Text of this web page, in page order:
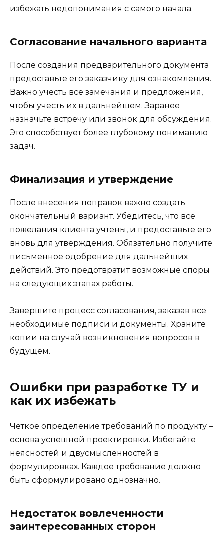
избежать недопонимания с самого начала.
Согласование начального варианта
После создания предварительного документа
предоставьте его заказчику для ознакомления.
Важно учесть все замечания и предложения,
чтобы учесть их в дальнейшем. Заранее
назначьте встречу или звонок для обсуждения.
Это способствует более глубокому пониманию
задач.
Финализация и утверждение
После внесения поправок важно создать
окончательный вариант. Убедитесь, что все
пожелания клиента учтены, и предоставьте его
вновь для утверждения. Обязательно получите
письменное одобрение для дальнейших
действий. Это предотвратит возможные споры
на следующих этапах работы.
Завершите процесс согласования, заказав все
необходимые подписи и документы. Храните
копии на случай возникновения вопросов в
будущем.
Ошибки при разработке ТУ и
как их избежать
Четкое определение требований по продукту –
основа успешной проектировки. Избегайте
неясностей и двусмысленностей в
формулировках. Каждое требование должно
быть сформулировано однозначно.
Недостаток вовлеченности
заинтересованных сторон